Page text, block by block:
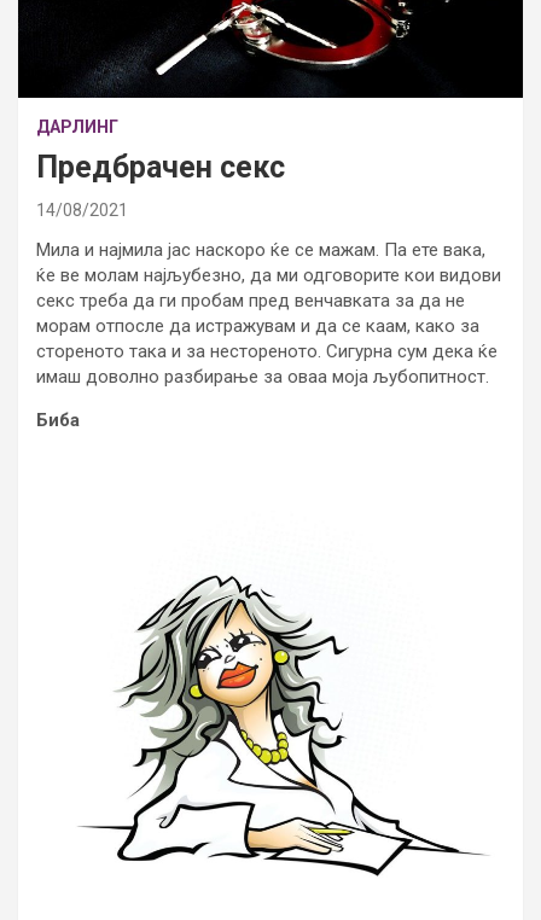
ДАРЛИНГ
Предбрачен секс
14/08/2021
Мила и најмила јас наскоро ќе се мажам. Па ете вака,
ќе ве молам најљубезно, да ми одговорите кои видови
секс треба да ги пробам пред венчавката за да не
морам отпосле да истражувам и да се каам, како за
стореното така и за нестореното. Сигурна сум дека ќе
имаш доволно разбирање за оваа моја љубопитност.
Биба